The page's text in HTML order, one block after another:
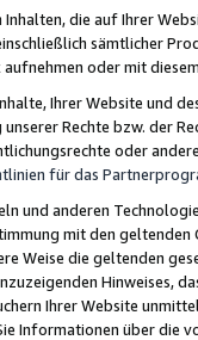
die auf Ihrer
sämtlicher
oder mit
Ihrer Website und
Rechte bzw. der
oder
für das
und anderen
mit den
Weise die geltenden
Hinweises,
Ihrer Website
Informationen über die